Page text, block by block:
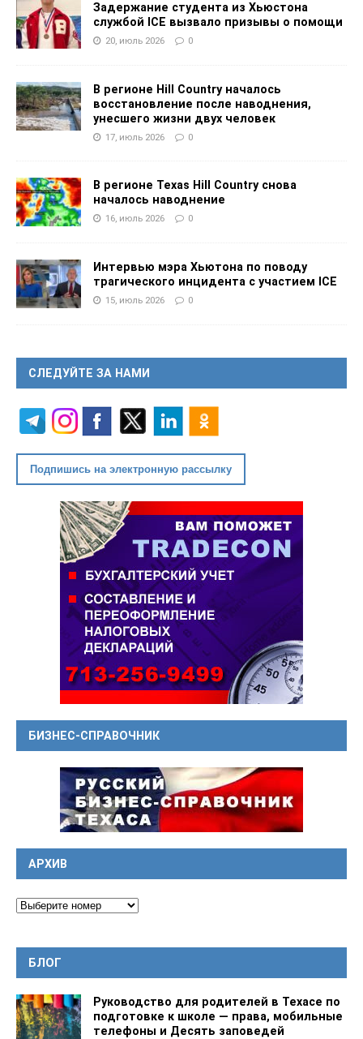
Задержание студента из Хьюстона
службой ICE вызвало призывы о помощи
20, июль 2026 0
В регионе Hill Country началось
восстановление после наводнения,
унесшего жизни двух человек
17, июль 2026 0
В регионе Texas Hill Country снова
началось наводнение
16, июль 2026 0
Интервью мэра Хьютона по поводу
трагического инцидента с участием ICE
15, июль 2026 0
СЛЕДУЙТЕ ЗА НАМИ
Подпишись на электронную рассылку
БИЗНЕС-СПРАВОЧНИК
АРХИВ
БЛОГ
Руководство для родителей в Техасе по
подготовке к школе — права, мобильные
телефоны и Десять заповедей